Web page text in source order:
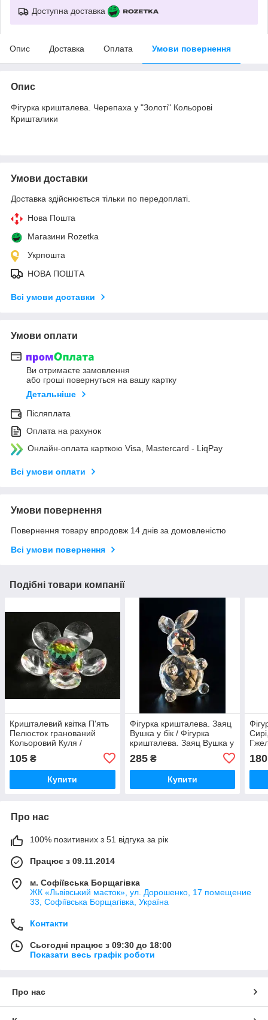
Доступна доставка
Опис Доставка Оплата Умови повернення
Опис
Фігурка кришталева. Черепаха у "Золоті" Кольорові
Кришталики
Умови доставки
Доставка здійснюється тільки по передоплаті.
Нова Пошта
Магазини Rozetka
Укрпошта
НОВА ПОШТА
Всі умови доставки
Умови оплати
Ви отримаєте замовлення
або гроші повернуться на вашу картку
Детальніше
Післяплата
Оплата на рахунок
Онлайн-оплата карткою Visa, Mastercard - LiqPay
Всі умови оплати
Умови повернення
Повернення товару впродовж 14 днів за домовленістю
Всі умови повернення
Подібні товари компанії
Кришталевий квітка П'ять
Пелюсток гранований
Кольоровий Куля /
Кришталевий квітка П'ять
Пелюсток гранований
Кольоровий Куля 5x5x2
105 ₴
Купити
Фігурка кришталева. Заяц
Вушка у бік / Фігурка
кришталева. Заяц Вушка у
285₴
Купити
180
Про нас
100% позитивних з 51 відгука за рік
Працює з 09.11.2014
м. Софіївська Борщагівка
ЖК «Львівський маєток», ул. Дорошенко, 17 помещение
33, Софіївська Борщагівка, Україна
Контакти
Сьогодні працює з 09:30 до 18:00
Показати весь графік роботи
Про нас